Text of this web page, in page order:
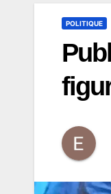
POLITIQUE